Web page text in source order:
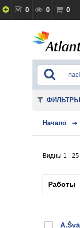
0 0 0
Начало
Видны 1 - 25
Работы
ФИЛЬТРЫ